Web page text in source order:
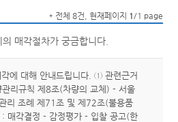
* 전체 8건, 현재페이지 1/1 page
매각절차가 궁금합니다.
에 대해 안내드립니다. ① 관련근거
리규칙 제8조(차량의 교체) - 서울
리 조례 제71조 및 제72조(불용품
매각결정 - 감정평가 - 입찰 공고(한